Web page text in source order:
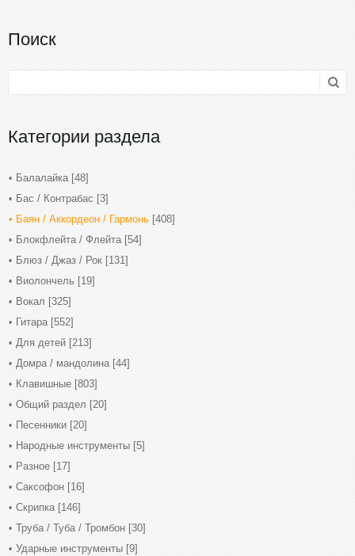
Поиск
Категории раздела
Балалайка [48]
Бас / Контрабас [3]
Баян / Аккордеон / Гармонь [408]
Блокфлейта / Флейта [54]
Блюз / Джаз / Рок [131]
Виолончель [19]
Вокал [325]
Гитара [552]
Для детей [213]
Домра / мандолина [44]
Клавишные [803]
Общий раздел [20]
Песенники [20]
Народные инструменты [5]
Разное [17]
Саксофон [16]
Скрипка [146]
Труба / Туба / Тромбон [30]
Ударные инструменты [9]